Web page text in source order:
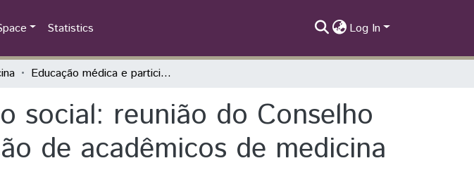
Statistics Log In
Educação médica e participação social: reunião do Conselho Municipal de Saúde na percepção de acadêmicos de medicina
social: reunião do Conselho
de acadêmicos de medicina